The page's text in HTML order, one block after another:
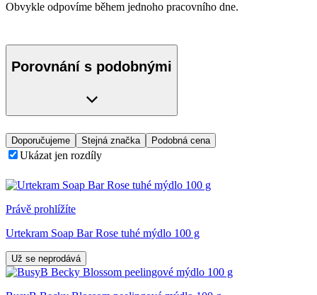
Obvykle odpovíme během jednoho pracovního dne.
Porovnání s podobnými
Doporučujeme Stejná značka Podobná cena
Ukázat jen rozdíly
Právě prohlížíte
Urtekram Soap Bar Rose tuhé mýdlo 100 g
Už se neprodává